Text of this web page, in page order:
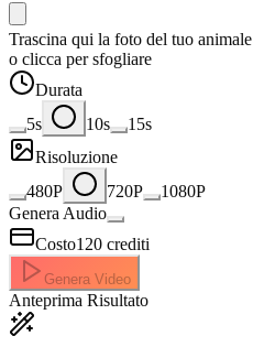
Trascina qui la foto del tuo animale
o clicca per sfogliare
Durata
5s
10s
15s
Risoluzione
480P
720P
1080P
Genera Audio
Costo120 crediti
Genera Video
Anteprima Risultato